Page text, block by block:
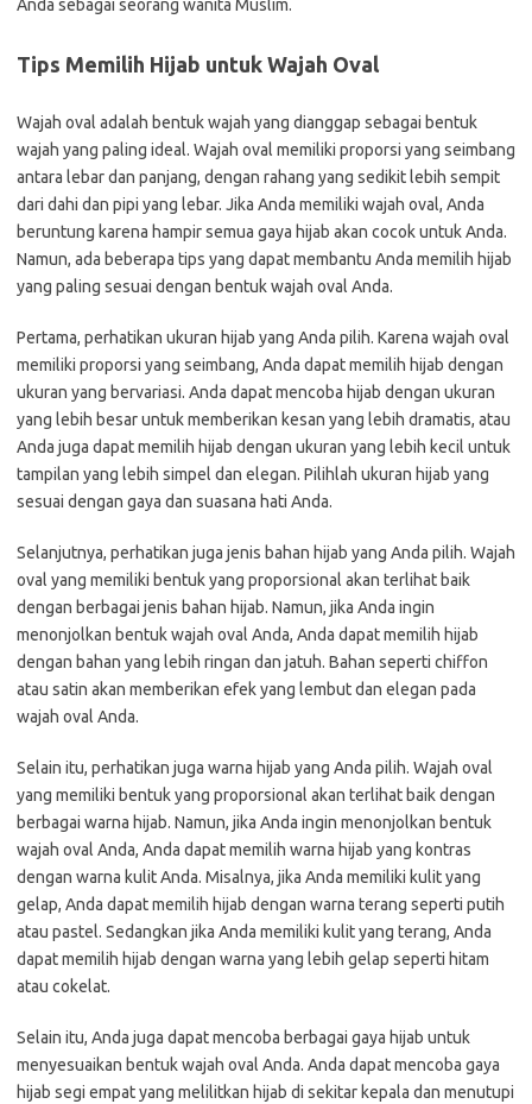
Anda sebagai seorang wanita Muslim.
Tips Memilih Hijab untuk Wajah Oval
Wajah oval adalah bentuk wajah yang dianggap sebagai bentuk
wajah yang paling ideal. Wajah oval memiliki proporsi yang seimbang
antara lebar dan panjang, dengan rahang yang sedikit lebih sempit
dari dahi dan pipi yang lebar. Jika Anda memiliki wajah oval, Anda
beruntung karena hampir semua gaya hijab akan cocok untuk Anda.
Namun, ada beberapa tips yang dapat membantu Anda memilih hijab
yang paling sesuai dengan bentuk wajah oval Anda.
Pertama, perhatikan ukuran hijab yang Anda pilih. Karena wajah oval
memiliki proporsi yang seimbang, Anda dapat memilih hijab dengan
ukuran yang bervariasi. Anda dapat mencoba hijab dengan ukuran
yang lebih besar untuk memberikan kesan yang lebih dramatis, atau
Anda juga dapat memilih hijab dengan ukuran yang lebih kecil untuk
tampilan yang lebih simpel dan elegan. Pilihlah ukuran hijab yang
sesuai dengan gaya dan suasana hati Anda.
Selanjutnya, perhatikan juga jenis bahan hijab yang Anda pilih. Wajah
oval yang memiliki bentuk yang proporsional akan terlihat baik
dengan berbagai jenis bahan hijab. Namun, jika Anda ingin
menonjolkan bentuk wajah oval Anda, Anda dapat memilih hijab
dengan bahan yang lebih ringan dan jatuh. Bahan seperti chiffon
atau satin akan memberikan efek yang lembut dan elegan pada
wajah oval Anda.
Selain itu, perhatikan juga warna hijab yang Anda pilih. Wajah oval
yang memiliki bentuk yang proporsional akan terlihat baik dengan
berbagai warna hijab. Namun, jika Anda ingin menonjolkan bentuk
wajah oval Anda, Anda dapat memilih warna hijab yang kontras
dengan warna kulit Anda. Misalnya, jika Anda memiliki kulit yang
gelap, Anda dapat memilih hijab dengan warna terang seperti putih
atau pastel. Sedangkan jika Anda memiliki kulit yang terang, Anda
dapat memilih hijab dengan warna yang lebih gelap seperti hitam
atau cokelat.
Selain itu, Anda juga dapat mencoba berbagai gaya hijab untuk
menyesuaikan bentuk wajah oval Anda. Anda dapat mencoba gaya
hijab segi empat yang melilitkan hijab di sekitar kepala dan menutupi